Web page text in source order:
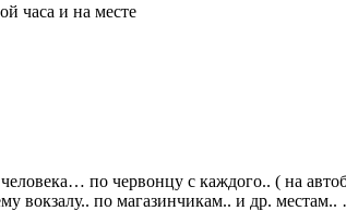
часа и на месте
по червонцу с каждого.. ( на
вокзалу.. по магазинчикам.. и др.